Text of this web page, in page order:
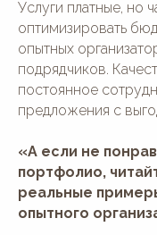
Услуги платные, но
оптимизировать
опытных
подрядчиков.
постоянное
предложения с
«А если не
портфолио,
реальные
опытного